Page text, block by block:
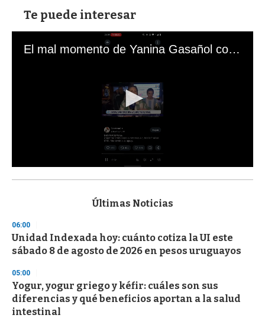
Te puede interesar
El mal momento de Yanina Gasañol con un hincha argentino en "Subrayado"
s
d
s
o
f
3
s
e
c
o
Últimas Noticias
06:00
Unidad Indexada hoy: cuánto cotiza la UI este
sábado 8 de agosto de 2026 en pesos uruguayos
05:00
Yogur, yogur griego y kéfir: cuáles son sus
diferencias y qué beneficios aportan a la salud
intestinal